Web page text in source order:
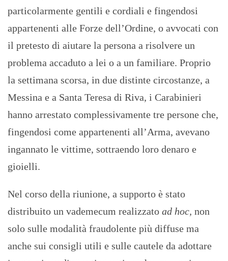
particolarmente gentili e cordiali e fingendosi
appartenenti alle Forze dell’Ordine, o avvocati con
il pretesto di aiutare la persona a risolvere un
problema accaduto a lei o a un familiare. Proprio
la settimana scorsa, in due distinte circostanze, a
Messina e a Santa Teresa di Riva, i Carabinieri
hanno arrestato complessivamente tre persone che,
fingendosi come appartenenti all’Arma, avevano
ingannato le vittime, sottraendo loro denaro e
gioielli.
Nel corso della riunione, a supporto è stato
distribuito un vademecum realizzato ad hoc, non
solo sulle modalità fraudolente più diffuse ma
anche sui consigli utili e sulle cautele da adottare